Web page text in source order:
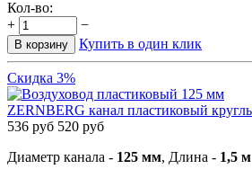
Кол-во:
+
−
В корзину Купить в один клик
Скидка 3%
ZERNBERG канал пластиковый
536 руб 520 руб
Диаметр канала - 125 мм, Длина - 1,5 м